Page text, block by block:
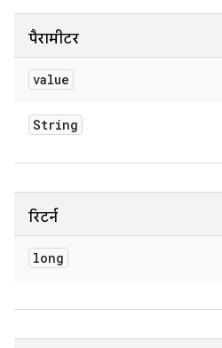
पैरामीटर
value
String
रिटर्न
long